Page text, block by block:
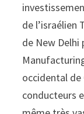
de l’israélien
de New
occidental de
conducteurs